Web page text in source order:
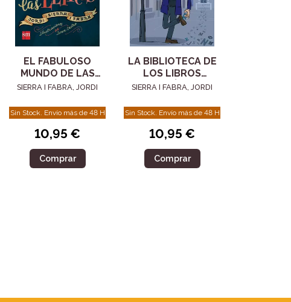
EL FABULOSO
MUNDO DE LAS
LETRAS
SIERRA I FABRA, JORDI
Sin Stock. Envío más de 48 H
10,95 €
Comprar
LA BIBLIOTECA DE
LOS LIBROS
VACÍOS
SIERRA I FABRA, JORDI
Sin Stock. Envío más de 48 H
10,95 €
Comprar